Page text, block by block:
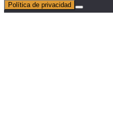
Política de privacidad